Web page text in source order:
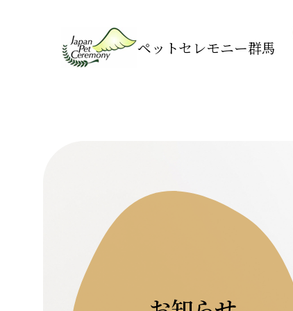
ペットセレモニー群馬